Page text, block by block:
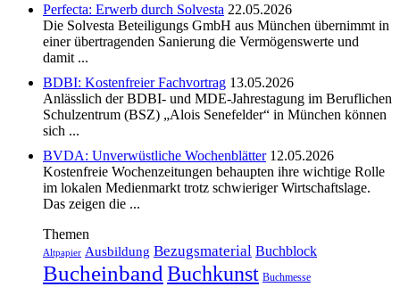
Perfecta: Erwerb durch Solvesta 22.05.2026
Die Solvesta Beteiligungs GmbH aus München übernimmt in
einer übertragenden Sanierung die Vermögenswerte und
damit ...
BDBI: Kostenfreier Fachvortrag 13.05.2026
Anlässlich der BDBI- und MDE-Jahrestagung im Beruflichen
Schulzentrum (BSZ) „Alois Senefelder“ in München können
sich ...
BVDA: Unverwüstliche Wochenblätter12.05.2026
Kostenfreie Wochenzeitungen behaupten ihre wichtige Rolle
im lokalen Medienmarkt trotz schwieriger Wirtschaftslage.
Das zeigen die ...
Themen
Altpapier Ausbildung Bezugsmaterial Buchblock
Bucheinband Buchkunst Buchmesse